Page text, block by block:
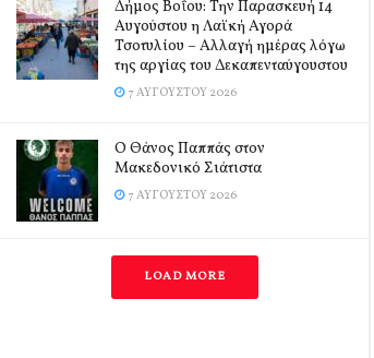
Δήμος Βοΐου: Την Παρασκευή 14
Αυγούστου η Λαϊκή Αγορά
Τσοτυλίου – Αλλαγή ημέρας λόγω
της αργίας του Δεκαπενταύγουστου
7 ΑΥΓΟΎΣΤΟΥ 2026
Ο Θάνος Παππάς στον
Μακεδονικό Σιάτιστα
7 ΑΥΓΟΎΣΤΟΥ 2026
LOAD MORE